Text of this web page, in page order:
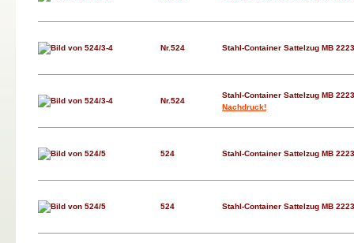
Nr.524 Stahl-Container Sattelzug MB
Nr.524
Stahl-Container Sattelzug MB
Nachdruck!
524 Stahl-Container Sattelzug MB
524 Stahl-Container Sattelzug MB